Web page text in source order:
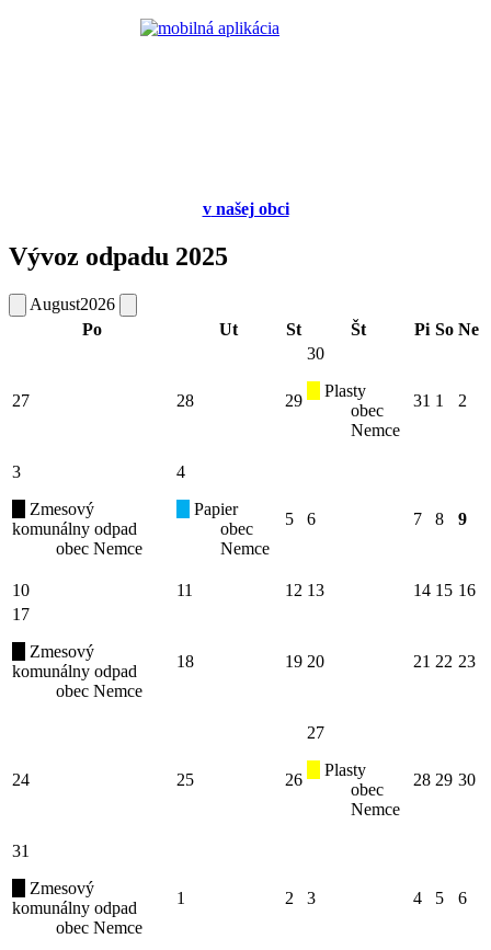
vnašej obci
Vývoz odpadu 2025
August2026
Po
Ut St Št Pi So Ne
27 28 29
30
Plasty
obec
Nemce
31 1 2
3
Zmesový
komunálny odpad
obec Nemce
4
Papier
obec
Nemce
5 6 7 8 9
10 11 12 13 14 15 16
17
Zmesový
komunálny odpad
obec Nemce
18 19 20 21 22 23
24 25 26
27
Plasty
obec
Nemce
28 29 30
31
Zmesový
komunálny odpad
obec Nemce
1 2 3 4 5 6